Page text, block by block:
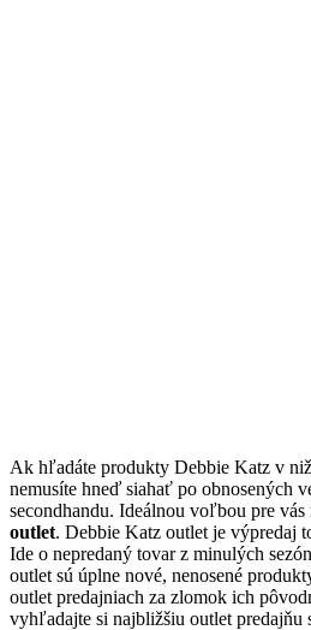
Ak hľadáte produkty Debbie Katz v
nemusíte hneď siahať po obnosených
secondhandu. Ideálnou voľbou pre
outlet. Debbie Katz outlet je výpredaj
Ide o nepredaný tovar z minulých
outlet sú úplne nové, nenosené
outlet predajniach za zlomok ich
vyhľadajte si najbližšiu outlet predajňu